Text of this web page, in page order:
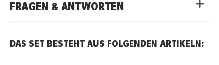
FRAGEN & ANTWORTEN
DAS SET BESTEHT AUS FOLGENDEN ARTIKELN: